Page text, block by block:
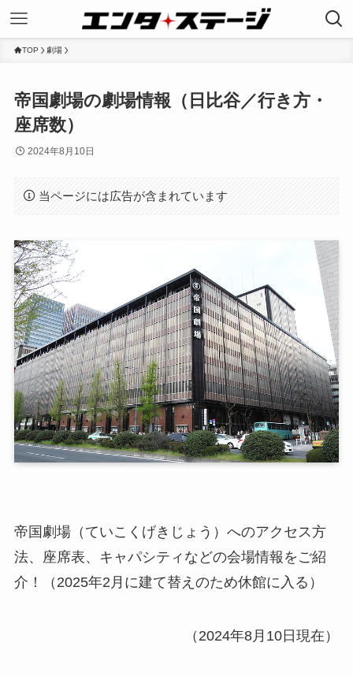
TOP 劇場
帝国劇場の劇場情報（日比谷／行き方・
座席数）
2024年8月10日
当ページには広告が含まれています
帝国劇場（ていこくげきじょう）へのアクセス方
法、座席表、キャパシティなどの会場情報をご紹
介！（2025年2月に建て替えのため休館に入る）
（2024年8月10日現在）